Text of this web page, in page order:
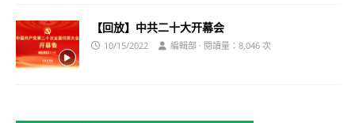
【回放】中共二十大开幕会
10/15/2022 編輯部 · 閱讀量：8,046 次